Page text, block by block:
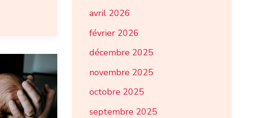
avril 2026
février 2026
décembre 2025
novembre 2025
octobre 2025
septembre 2025